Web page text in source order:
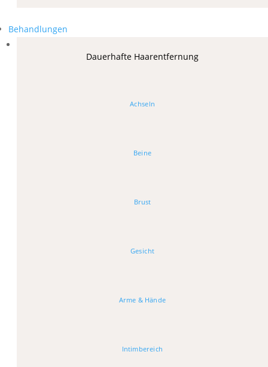
Behandlungen
Dauerhafte Haarentfernung
Achseln
Beine
Brust
Gesicht
Arme & Hände
Intimbereich